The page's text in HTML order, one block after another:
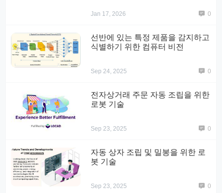
Jan 17, 2026 0
선반에 있는 특정 제품을 감지하고
식별하기 위한 컴퓨터 비전
Sep 24, 2025 0
전자상거래 주문 자동 조립을 위한
로봇 기술
Sep 23, 2025 0
자동 상자 조립 및 밀봉을 위한 로
봇 기술
Sep 23, 2025 0